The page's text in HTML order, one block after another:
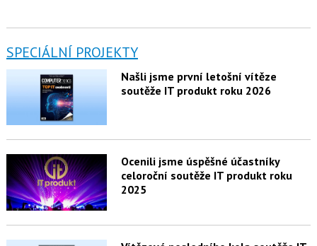
SPECIÁLNÍ PROJEKTY
Našli jsme první letošní vítěze
soutěže IT produkt roku 2026
Ocenili jsme úspěšné účastníky
celoroční soutěže IT produkt roku
2025